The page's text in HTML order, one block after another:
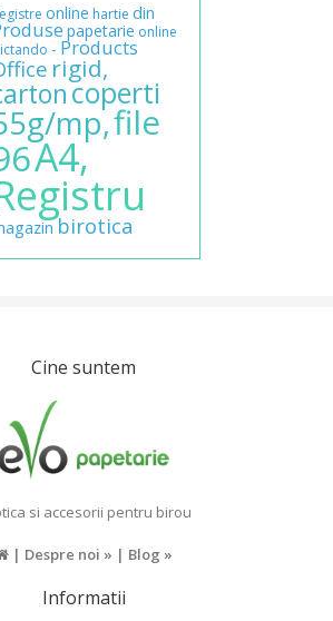
online hartie din
papetarie online
- Products
rigid,
coperti
mp,file
A4,
birotica
Cine suntem
si accesorii pentru birou
| Despre noi » | Blog »
Informatii